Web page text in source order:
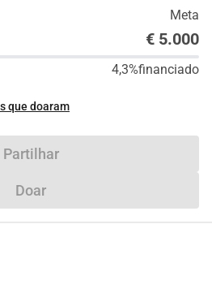
Meta
€ 5.000
4,3%financiado
que doaram
Partilhar
Doar